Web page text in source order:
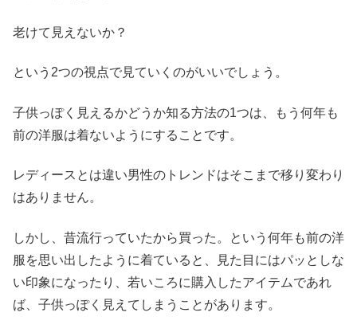
老けて見えないか？
という2つの視点で見ていくのがいいでしょう。
子供っぽく見えるかどうか知る方法の1つは、もう何年も
前の洋服は着ないようにすることです。
レディースとは違い男性のトレンドはそこまで移り変わり
はありません。
しかし、昔流行っていたから買った。という何年も前の洋
服を思い出したように着ていると、見た目にはパッとしな
い印象になったり、若いころに購入したアイテムであれ
ば、子供っぽく見えてしまうことがあります。